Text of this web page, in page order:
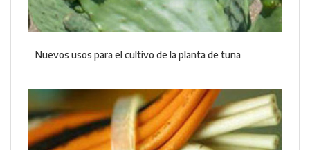
Nuevos usos para el cultivo de la planta de tuna